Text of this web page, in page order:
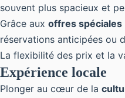
souvent plus spacieux et
Grâce aux offres spéciales
réservations anticipées ou
La flexibilité des prix et la
Expérience locale
Plonger au cœur de la